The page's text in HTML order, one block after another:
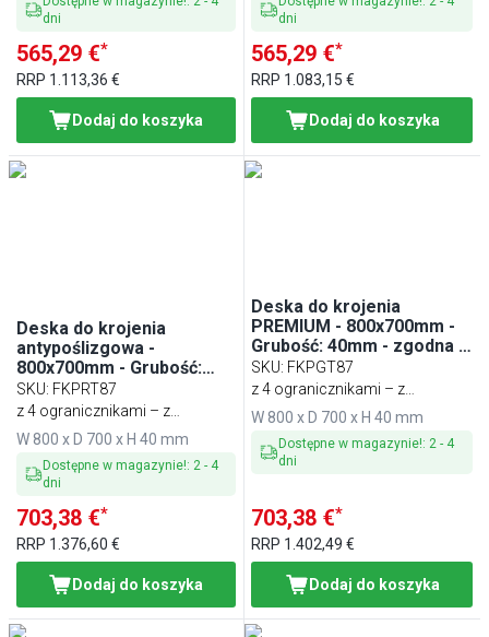
dni
565,29 €*
RRP 1.113,36 €
Dodaj do koszyka
dni
565,29 €*
RRP 1.083,15 €
Dodaj do koszyka
Deska do krojenia
antypoślizgowa -
800x700mm - Grubość:
40mm - zgodna z HACCP -
Czerwony
SKU: FKPRT87
z 4 ogranicznikami – z
tworzywa sztucznego
W 800 x D 700 x H 40 mm
Dostępne w magazynie!: 2 - 4
dni
703,38 €*
RRP 1.376,60 €
Dodaj do koszyka
Deska do krojenia
PREMIUM - 800x700mm -
Grubość: 40mm - zgodna z
HACCP - Biały
SKU: FKPGT87
z 4 ogranicznikami – z
tworzywa sztucznego
W 800 x D 700 x H 40 mm
Dostępne w magazynie!: 2 - 4
dni
703,38 €*
RRP 1.402,49 €
Dodaj do koszyka